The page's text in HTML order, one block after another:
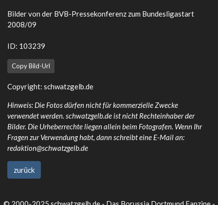
Bilder von der BVB-Pressekonferenz zum Bundesligastart
2008/09
ID: 103239
Copy Bild-Url
Copyright: schwatzgelb.de
Hinweis: Die Fotos dürfen nicht für kommerzielle Zwecke
verwendet werden. schwatzgelb.de ist nicht Rechteinhaber der
Bilder. Die Urheberrechte liegen allein beim Fotografen. Wenn Ihr
Fragen zur Verwendung habt, dann schreibt eine E-Mail an:
redaktion@schwatzgelb.de
zurück